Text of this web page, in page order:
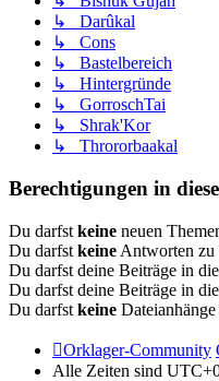
↳ Darûkal
↳ Cons
↳ Bastelbereich
↳ Hintergründe
↳ GorroschTai
↳ Shrak'Kor
↳ Thrororbaakal
Berechtigungen in
Du darfst keine neuen
Du darfst keine Antworten zu
Du darfst deine Beiträge in
Du darfst deine Beiträge in
Du darfst keine
Orklager-Community
Alle Zeiten sind